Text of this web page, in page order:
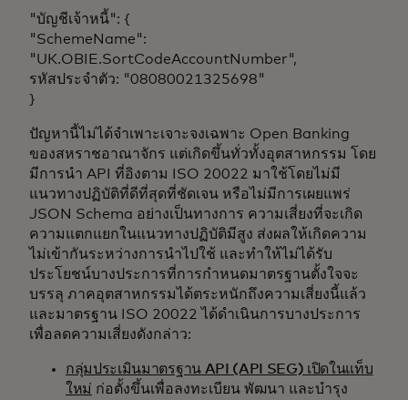
"บัญชีเจ้าหนี้": {
"SchemeName":
"UK.OBIE.SortCodeAccountNumber",
รหัสประจำตัว: "08080021325698"
}
ปัญหานี้ไม่ได้จำเพาะเจาะจงเฉพาะ Open Banking
ของสหราชอาณาจักร แต่เกิดขึ้นทั่วทั้งอุตสาหกรรม โดย
มีการนำ API ที่อิงตาม ISO 20022 มาใช้โดยไม่มี
แนวทางปฏิบัติที่ดีที่สุดที่ชัดเจน หรือไม่มีการเผยแพร่
JSON Schema อย่างเป็นทางการ ความเสี่ยงที่จะเกิด
ความแตกแยกในแนวทางปฏิบัติมีสูง ส่งผลให้เกิดความ
ไม่เข้ากันระหว่างการนำไปใช้ และทำให้ไม่ได้รับ
ประโยชน์บางประการที่การกำหนดมาตรฐานตั้งใจจะ
บรรลุ ภาคอุตสาหกรรมได้ตระหนักถึงความเสี่ยงนี้แล้ว
และมาตรฐาน ISO 20022 ได้ดำเนินการบางประการ
เพื่อลดความเสี่ยงดังกล่าว:
กลุ่มประเมินมาตรฐาน API (API SEG) เปิดในแท็บ
ใหม่ ก่อตั้งขึ้นเพื่อลงทะเบียน พัฒนา และบำรุง